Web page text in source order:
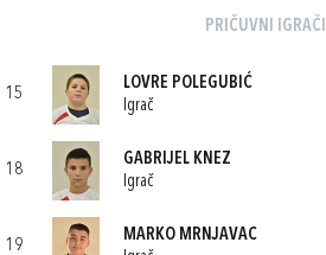
PRIČUVNI IGRAČI
15
LOVRE POLEGUBIĆ
Igrač
18
GABRIJEL KNEZ
Igrač
19
MARKO MRNJAVAC